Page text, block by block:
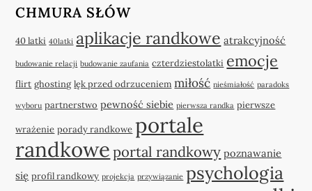
CHMURA SŁÓW
40 latki 40latki aplikacje randkowe atrakcyjność
budowanie relacji budowanie zaufania czterdziestolatki emocje
flirt ghosting lęk przed odrzuceniem miłość nieśmiałość paradoks
wyboru partnerstwo pewność siebie pierwsza randka pierwsze
wrażenie porady randkowe portale
randkowe portal randkowy poznawanie
się profil randkowy projekcja przywiązanie psychologia